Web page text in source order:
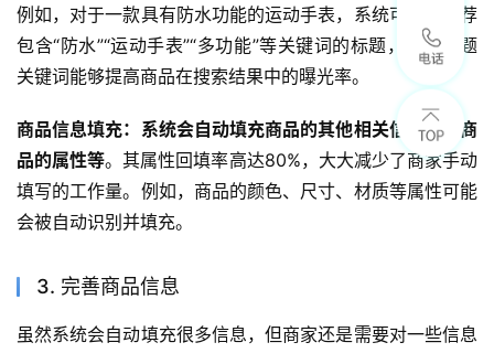
例如，对于一款具有防水功能的运动手表，系统可能会推荐
包含“防水”“运动手表”“多功能”等关键词的标题，这些标题
关键词能够提高商品在搜索结果中的曝光率。
商品信息填充：系统会自动填充商品的其他相关信息，如商
品的属性等。其属性回填率高达80%，大大减少了商家手动
填写的工作量。例如，商品的颜色、尺寸、材质等属性可能
会被自动识别并填充。
3. 完善商品信息
虽然系统会自动填充很多信息，但商家还是需要对一些信息